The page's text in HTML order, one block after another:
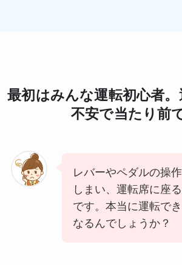
最初はみんな運転初心者。
不安で当たり前
レバーやペダルの操
しまい、運転席に座
です。本当に運転で
なるんでしょうか？